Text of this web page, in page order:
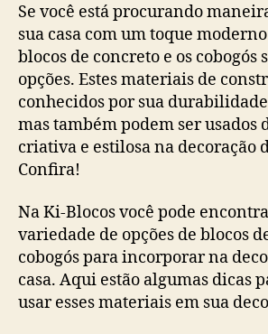
Se você está procurando
sua casa com um toque
blocos de concreto e os cobogós
opções. Estes materiais de
conhecidos por sua
mas também podem ser usados
criativa e estilosa na decoração
Confira!
Na Ki-Blocos você pode
variedade de opções de blocos
cobogós para incorporar na
casa. Aqui estão algumas dicas
usar esses materiais em sua